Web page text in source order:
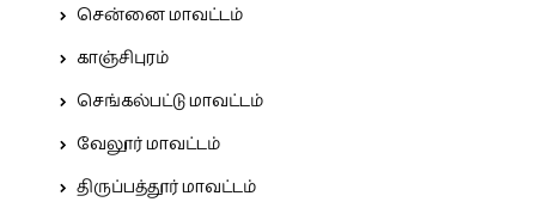
சென்னை மாவட்டம்
காஞ்சிபுரம்
செங்கல்பட்டு மாவட்டம்
வேலூர் மாவட்டம்
திருப்பத்தூர் மாவட்டம்